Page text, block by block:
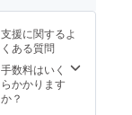
の川魚
※商品の
発送は
１１月
下旬〜1
支援に関するよ
くある質問
手数料はいく
らかかります
か？